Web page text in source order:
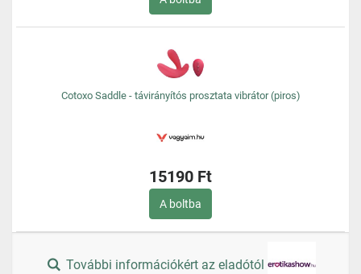
Cotoxo Saddle - távirányítós prosztata vibrátor (piros)
15190 Ft
A boltba
További információkért az eladótól